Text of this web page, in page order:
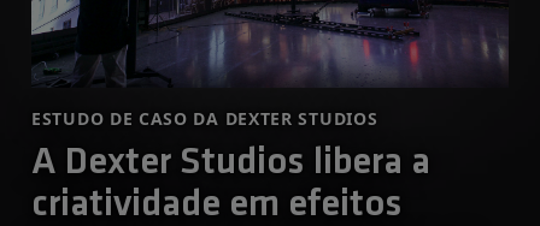
ESTUDO DE CASO DA DEXTER STUDIOS
A Dexter Studios libera a
criatividade em efeitos